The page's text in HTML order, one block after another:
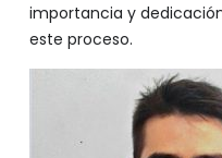
importancia y
este proceso.